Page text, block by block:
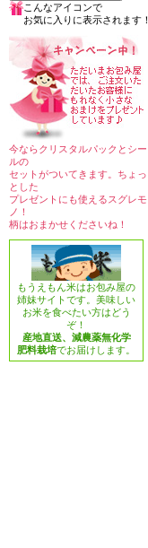
こんなアイコンで
お気に入りに表示されます！
今ならクリスタルパックとシー
ルの
セットがついてきます。ちょっ
とした
プレゼントにも使えるスグレモ
ノ！
柄はおまかせくださいね！
もうえもん米はお包み屋の
姉妹サイトです。美味しい
お米を食べたい方はどう
ぞ！
産地直送、減農薬無化学
肥料栽培でお届けします。